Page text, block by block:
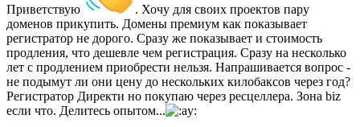
Приветствую
. Хочу для своих проектов пару
доменов прикупить. Домены премиум как показывает
регистратор не дорого. Сразу же показывает и стоимость
продления, что дешевле чем регистрация. Сразу на несколько
лет с продлением приобрести нельзя. Напрашивается вопрос -
не подымут ли они цену до нескольких килобаксов через год?
Регистратор Директи но покупаю через ресцеллера. Зона biz
если что. Делитесь опытом...